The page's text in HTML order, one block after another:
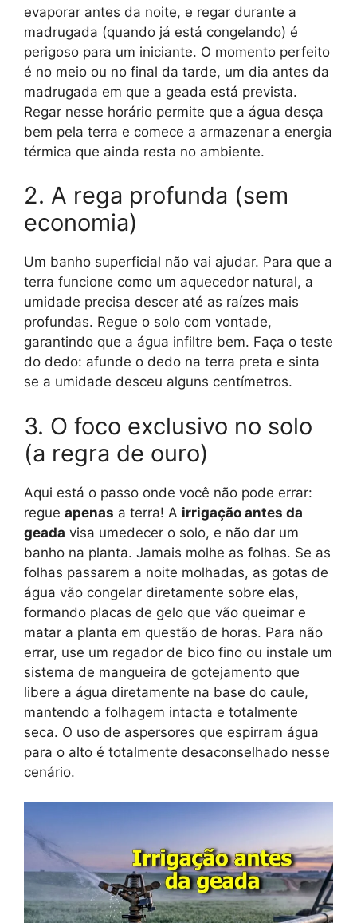
evaporar antes da noite, e regar durante a
madrugada (quando já está congelando) é
perigoso para um iniciante. O momento perfeito
é no meio ou no final da tarde, um dia antes da
madrugada em que a geada está prevista.
Regar nesse horário permite que a água desça
bem pela terra e comece a armazenar a energia
térmica que ainda resta no ambiente.
2. A rega profunda (sem
economia)
Um banho superficial não vai ajudar. Para que a
terra funcione como um aquecedor natural, a
umidade precisa descer até as raízes mais
profundas. Regue o solo com vontade,
garantindo que a água infiltre bem. Faça o teste
do dedo: afunde o dedo na terra preta e sinta
se a umidade desceu alguns centímetros.
3. O foco exclusivo no solo
(a regra de ouro)
Aqui está o passo onde você não pode errar:
regue apenas a terra! A irrigação antes da
geada visa umedecer o solo, e não dar um
banho na planta. Jamais molhe as folhas. Se as
folhas passarem a noite molhadas, as gotas de
água vão congelar diretamente sobre elas,
formando placas de gelo que vão queimar e
matar a planta em questão de horas. Para não
errar, use um regador de bico fino ou instale um
sistema de mangueira de gotejamento que
libere a água diretamente na base do caule,
mantendo a folhagem intacta e totalmente
seca. O uso de aspersores que espirram água
para o alto é totalmente desaconselhado nesse
cenário.